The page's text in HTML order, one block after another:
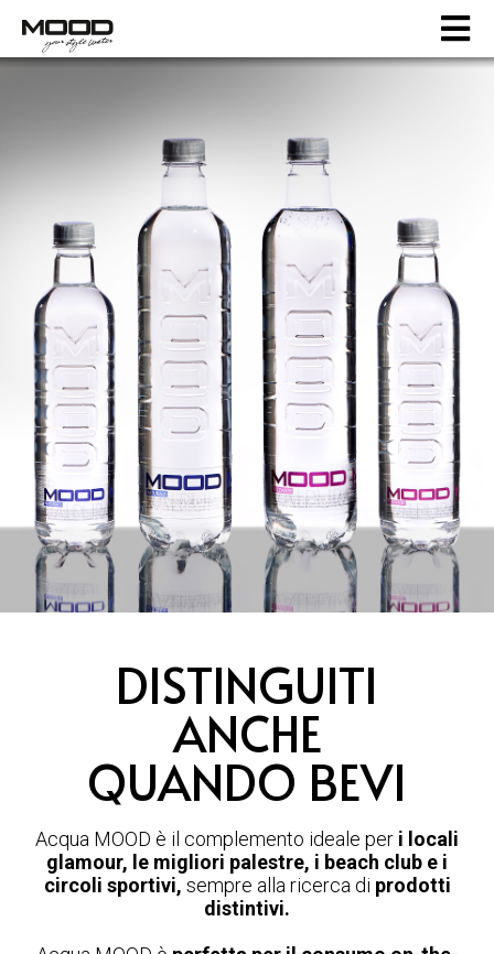
DISTINGUITI
ANCHE
QUANDO BEVI
Acqua MOOD è il complemento ideale per i locali
glamour, le migliori palestre, i beach club e i
circoli sportivi, sempre alla ricerca di prodotti
distintivi.